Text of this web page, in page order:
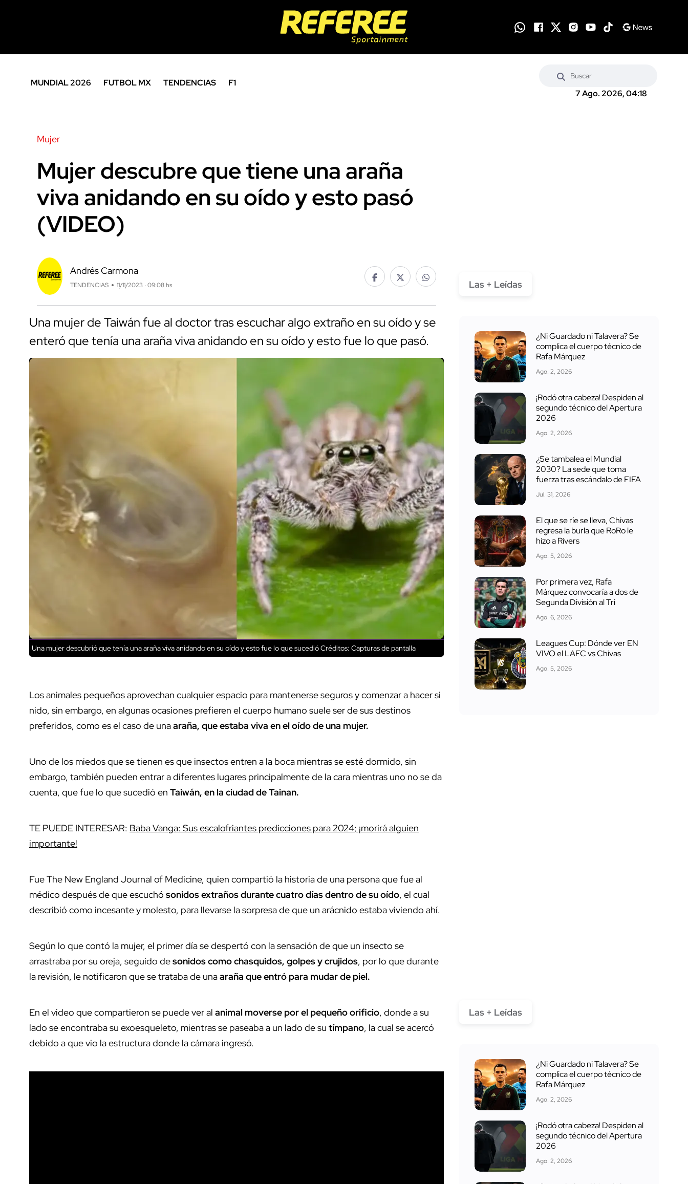
MUNDIAL 2026 FUTBOL MX TENDENCIAS
F1
7 Ago. 2026, 04:18
Mujer
Mujer descubre que tiene una araña
viva anidando en su oído y esto pasó
(VIDEO)
Andrés Carmona
TENDENCIAS 11/11/2023 · 09:08 hs
Una mujer de Taiwán fue al doctor tras escuchar algo extraño en su oído y se
enteró que tenía una araña viva anidando en su oído y esto fue lo que pasó.
Una mujer descubrió que tenía una araña viva anidando en su oído y esto fue lo que sucedióCréditos: Capturas de pantalla
Los animales pequeños aprovechan cualquier espacio para mantenerse seguros y comenzar a hacer si
nido, sin embargo, en algunas ocasiones prefieren el cuerpo humano suele ser de sus destinos
preferidos, como es el caso de unaaraña, que estaba viva en el oído de una mujer.
Uno de los miedos que se tienen es que insectos entren a la boca mientras se esté dormido, sin
embargo, también pueden entrar a diferentes lugares principalmente de la cara mientras uno no se da
cuenta, que fue lo que sucedió en Taiwán, en la ciudad de Tainan.
TE PUEDE INTERESAR: Baba Vanga: Sus escalofriantes predicciones para 2024; ¡morirá alguien
importante!
Fue The New England Journal of Medicine, quien compartió la historia de una persona que fue al
médico después de que escuchó sonidos extraños durante cuatro días dentro de su oído, el cual
describió como incesante y molesto, para llevarse la sorpresa de que un arácnido estaba viviendo ahí.
Según lo que contó la mujer, el primer día se despertó con la sensación de que un insecto se
arrastraba por su oreja, seguido desonidos como chasquidos, golpes y crujidos, por lo que durante
la revisión, le notificaron que se trataba de unaaraña que entró para mudar de piel.
En el video que compartieron se puede ver al animal moverse por el pequeño orificio, donde a su
lado se encontraba su exoesqueleto, mientras se paseaba a un lado de su tímpano, la cual se acercó
debido a que vio la estructura donde la cámara ingresó.
Las + Leídas
¿Ni Guardado ni Talavera? Se
complica el cuerpo técnico de
Rafa Márquez
Ago. 2, 2026
¡Rodó otra cabeza! Despiden al
segundo técnico del Apertura
2026
Ago. 2, 2026
¿Se tambalea el Mundial
2030? La sede que toma
fuerza tras escándalo de FIFA
Jul. 31, 2026
El que se ríe se lleva, Chivas
regresa la burla que RoRo le
hizo a Rivers
Ago. 5, 2026
Por primera vez, Rafa
Márquez convocaría a dos de
Segunda División al Tri
Ago. 6, 2026
Leagues Cup: Dónde ver EN
VIVO el LAFC vs Chivas
Ago. 5, 2026
Las + Leídas
¿Ni Guardado ni Talavera? Se
complica el cuerpo técnico de
Rafa Márquez
Ago. 2, 2026
¡Rodó otra cabeza! Despiden al
segundo técnico del Apertura
2026
Ago. 2, 2026